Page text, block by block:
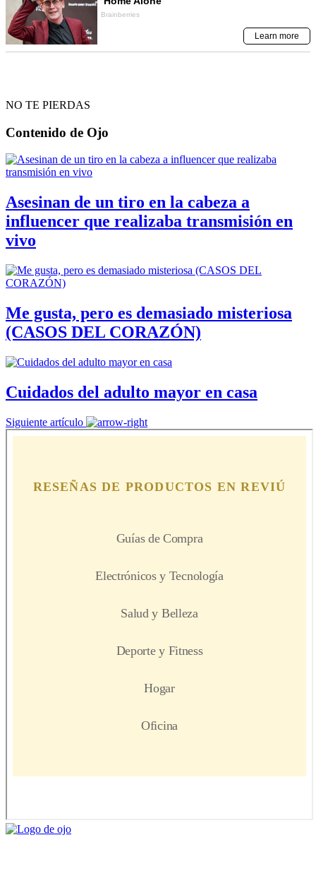
NO TE PIERDAS
Contenido de Ojo
Asesinan de un tiro en la cabeza a
influencer que realizaba transmisión en
vivo
Me gusta, pero es demasiado misteriosa
(CASOS DEL CORAZÓN)
Cuidados del adulto mayor en casa
Siguiente artículo